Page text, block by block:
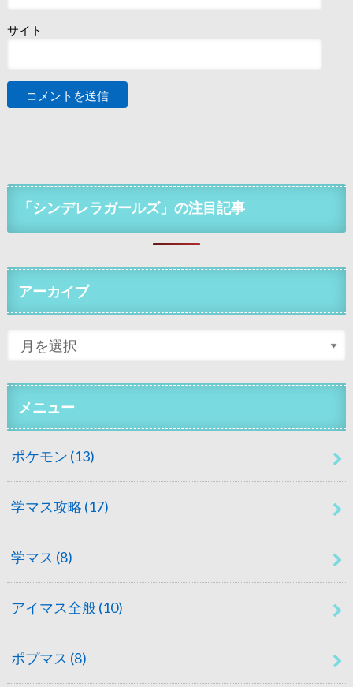
サイト
「シンデレラガールズ」の注目記事
アーカイブ
メニュー
ポケモン (13)
学マス攻略 (17)
学マス (8)
アイマス全般 (10)
ポプマス (8)